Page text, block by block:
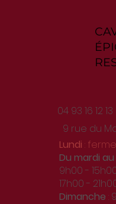
9 rue du
04 93 16 12 13
Lundi :
Du mardi
9h00 -
17h00 -
Dimanche :